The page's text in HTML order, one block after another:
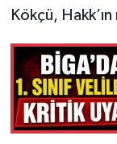
Kökçü,
Sağlık
Siyaset
Spor